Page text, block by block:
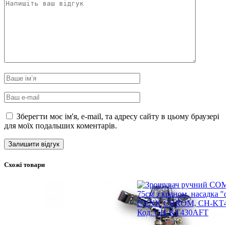
Зберегти моє ім'я, e-mail, та адресу сайту в цьому браузері
для моїх подальших коментарів.
Схожі товари
Код: CH-KT430AFT